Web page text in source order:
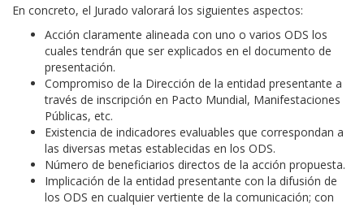
En concreto, el Jurado valorará los siguientes aspectos:
Acción claramente alineada con uno o varios ODS los
cuales tendrán que ser explicados en el documento de
presentación.
Compromiso de la Dirección de la entidad presentante a
través de inscripción en Pacto Mundial, Manifestaciones
Públicas, etc.
Existencia de indicadores evaluables que correspondan a
las diversas metas establecidas en los ODS.
Número de beneficiarios directos de la acción propuesta.
Implicación de la entidad presentante con la difusión de
los ODS en cualquier vertiente de la comunicación; con